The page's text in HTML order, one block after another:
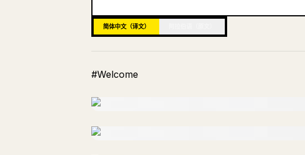
简体中文（译文）
#Welcome